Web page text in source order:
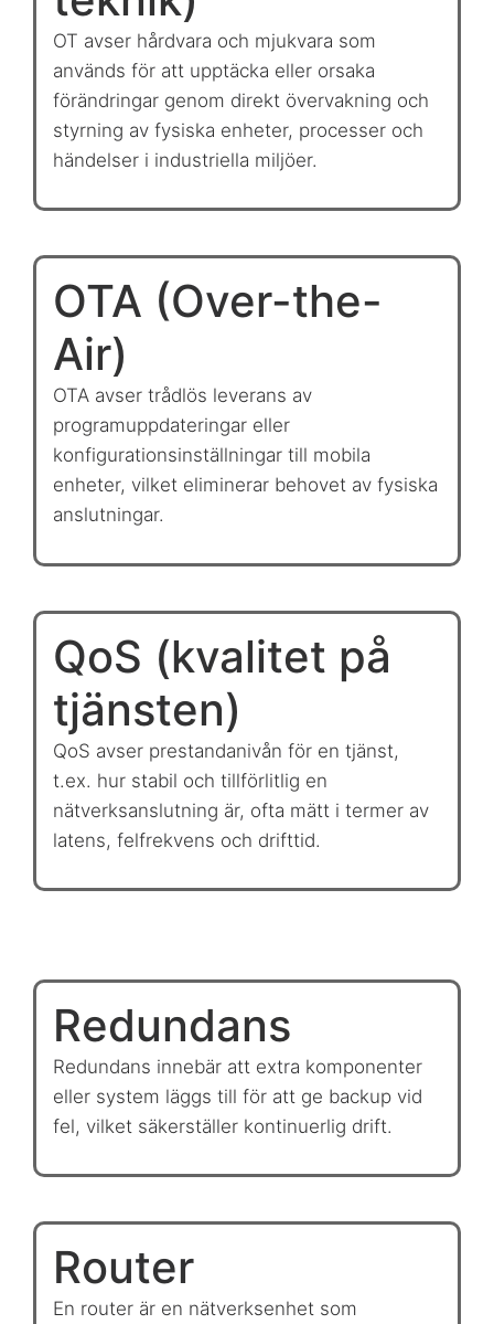
OT avser hårdvara och mjukvara som
används för att upptäcka eller orsaka
förändringar genom direkt övervakning och
styrning av fysiska enheter, processer och
händelser i industriella miljöer.
OTA (Over-the-
Air)
OTA avser trådlös leverans av
programuppdateringar eller
konfigurationsinställningar till mobila
enheter, vilket eliminerar behovet av fysiska
anslutningar.
QoS (kvalitet på
tjänsten)
QoS avser prestandanivån för en tjänst,
t.ex. hur stabil och tillförlitlig en
nätverksanslutning är, ofta mätt i termer av
latens, felfrekvens och drifttid.
Redundans
Redundans innebär att extra komponenter
eller system läggs till för att ge backup vid
fel, vilket säkerställer kontinuerlig drift.
Router
En router är en nätverksenhet som